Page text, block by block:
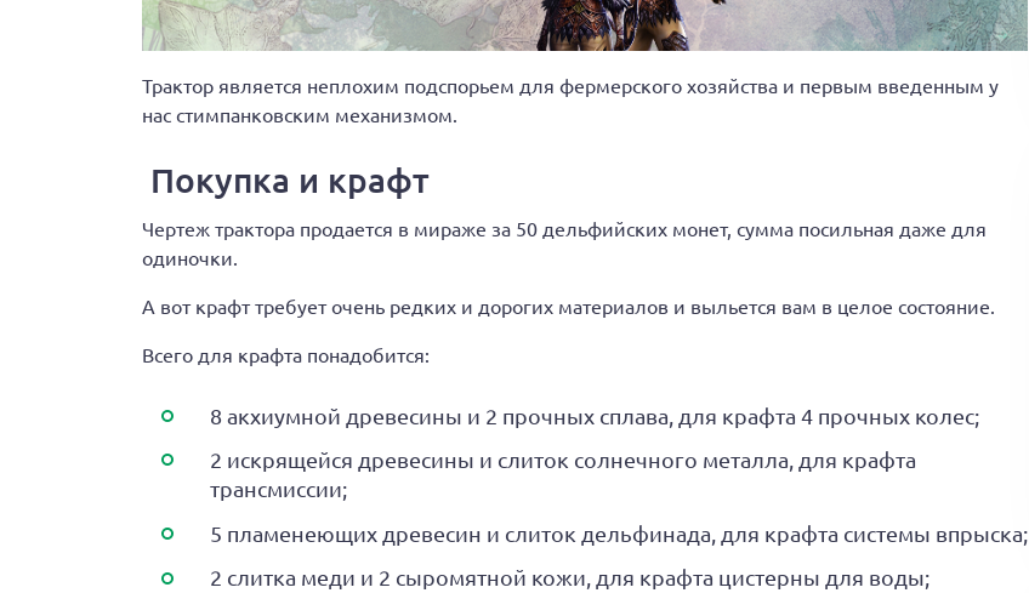
Трактор является неплохим подспорьем для фермерского хозяйства и первым введенным у
нас стимпанковским механизмом.
Покупка и крафт
Чертеж трактора продается в мираже за 50 дельфийских монет, сумма посильная даже для
одиночки.
А вот крафт требует очень редких и дорогих материалов и выльется вам в целое состояние.
Всего для крафта понадобится:
8 акхиумной древесины и 2 прочных сплава, для крафта 4 прочных колес;
2 искрящейся древесины и слиток солнечного металла, для крафта
трансмиссии;
5 пламенеющих древесин и слиток дельфинада, для крафта системы впрыска;
2 слитка меди и 2 сыромятной кожи, для крафта цистерны для воды;